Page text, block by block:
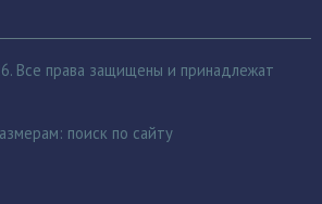
Все права защищены и принадлежат
поиск по сайту